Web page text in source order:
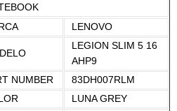
LENOVO
LEGION SLIM 5 16
AHP9
NUMBER
83DH007RLM
LUNA GREY